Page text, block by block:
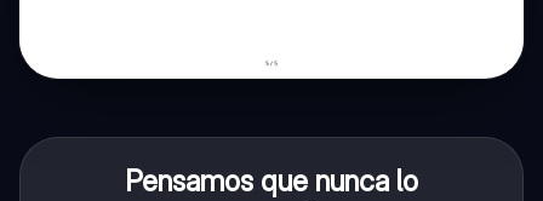
Pensamos que nunca lo